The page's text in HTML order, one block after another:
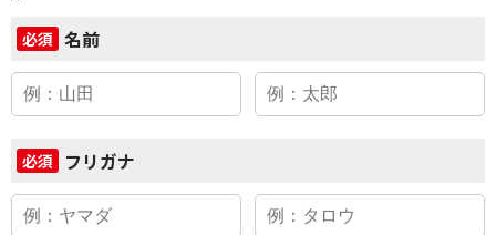
必須 名前
必須 フリガナ